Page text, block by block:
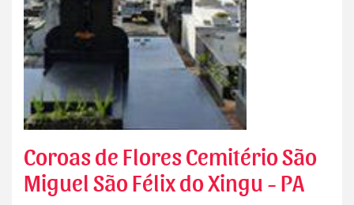
Coroas de Flores Cemitério São
Miguel São Félix do Xingu - PA